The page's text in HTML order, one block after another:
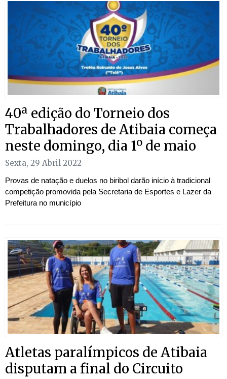
40ª edição do Torneio dos
Trabalhadores de Atibaia começa
neste domingo, dia 1º de maio
Sexta, 29 Abril 2022
Provas de natação e duelos no biribol darão início à tradicional
competição promovida pela Secretaria de Esportes e Lazer da
Prefeitura no município
Atletas paralímpicos de Atibaia
disputam a final do Circuito